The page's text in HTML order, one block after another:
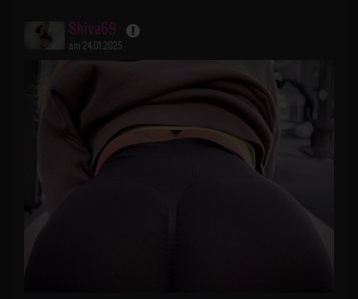
Shiva69
am 24.01.2025